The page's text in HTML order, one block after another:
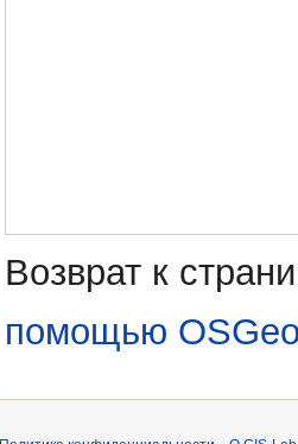
Возврат к
помощью